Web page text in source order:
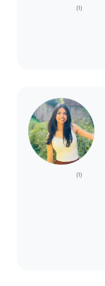
(1)
(1)